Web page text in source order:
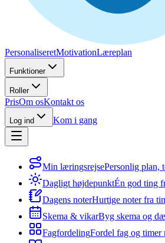
PersonaliseretMotivationLæreplan
Funktioner
Roller
PrisOm osKontakt os
Log ind Kom i gang
Min læringsrejsePersonlig plan,
Dagligt højdepunktÉn god ting
Dagens noterHurtige noter fra
Skema & vikarByg skema og
FagfordelingFordel fag og